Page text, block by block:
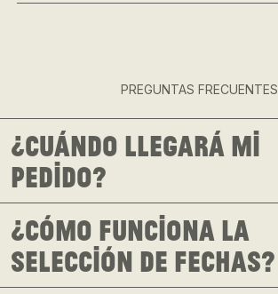
PREGUNTAS FRECUENTES
¿Cuándo llegará mi
pedido?
¿Cómo funciona la
selección de fechas?